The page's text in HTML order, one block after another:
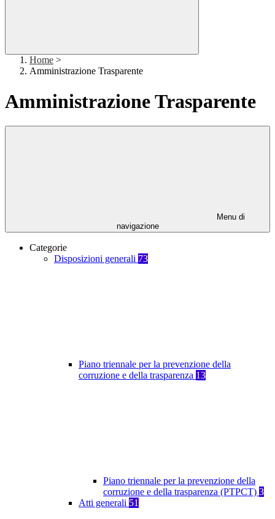
Home >
Amministrazione Trasparente
Amministrazione Trasparente
Menu di
navigazione
Categorie
Disposizioni generali 73
Piano triennale per la prevenzione della
corruzione e della trasparenza 13
Piano triennale per la prevenzione della
corruzione e della trasparenza (PTPCT) 3
Atti generali 51